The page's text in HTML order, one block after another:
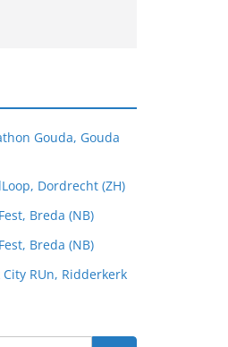
Gouda, Gouda
Dordrecht (ZH)
Breda (NB)
Breda (NB)
RUn, Ridderkerk